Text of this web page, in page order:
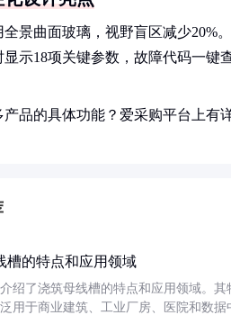
全景曲面玻璃，视野盲区减少20%
显示18项关键参数，故障代码一键
品的具体功能？爱采购平台上有
槽的特点和应用领域
绍了浇筑母线槽的特点和应用领域。
用于商业建筑、工业厂房、医院和数